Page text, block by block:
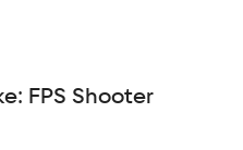
FPS Shooter